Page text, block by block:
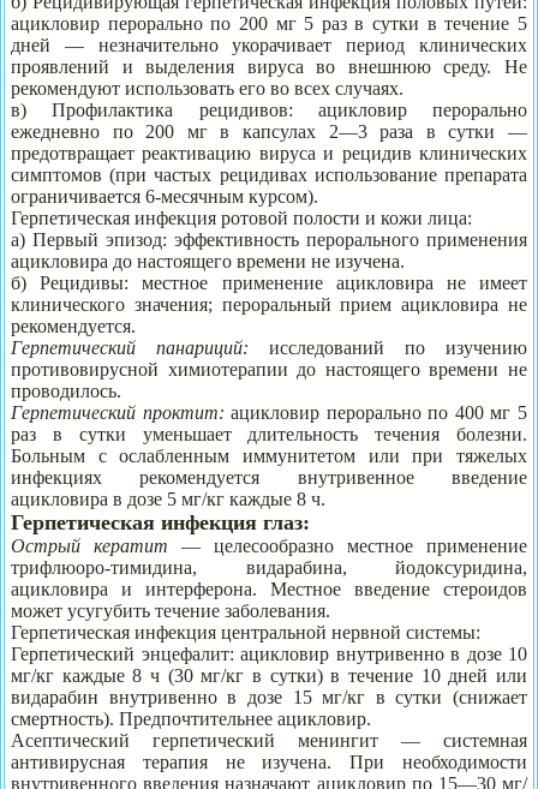
ацикловир перорально по 200 мг 5 раз в сутки в течение 5
дней — незначительно укорачивает период клинических
проявлений и выделения вируса во внешнюю среду. Не
рекомендуют использовать его во всех случаях.
в) Профилактика рецидивов: ацикловир перорально
ежедневно по 200 мг в капсулах 2—3 раза в сутки —
предотвращает реактивацию вируса и рецидив клинических
симптомов (при частых рецидивах использование препарата
ограничивается 6-месячным курсом).
Герпетическая инфекция ротовой полости и кожи лица:
а) Первый эпизод: эффективность перорального применения
ацикловира до настоящего времени не изучена.
б) Рецидивы: местное применение ацикловира не имеет
клинического значения; пероральный прием ацикловира не
рекомендуется.
Герпетический панариций: исследований по изучению
противовирусной химиотерапии до настоящего времени не
проводилось.
Герпетический проктит: ацикловир перорально по 400 мг 5
раз в сутки уменьшает длительность течения болезни.
Больным с ослабленным иммунитетом или при тяжелых
инфекциях рекомендуется внутривенное введение
ацикловира в дозе 5 мг/кг каждые 8 ч.
Герпетическая инфекция глаз:
Острый кератит — целесообразно местное применение
трифлюоро-тимидина, видарабина, йодоксуридина,
ацикловира и интерферона. Местное введение стероидов
может усугубить течение заболевания.
Герпетическая инфекция центральной нервной системы:
Герпетический энцефалит: ацикловир внутривенно в дозе 10
мг/кг каждые 8 ч (30 мг/кг в сутки) в течение 10 дней или
видарабин внутривенно в дозе 15 мг/кг в сутки (снижает
смертность). Предпочтительнее ацикловир.
Асептический герпетический менингит — системная
антивирусная терапия не изучена. При необходимости
внутривенного введения назначают ацикловир по 15—30 мг/